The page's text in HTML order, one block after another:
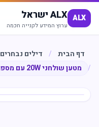
ALX ALX ישראל
ערוץ המידע לקנייה חכמה
דף הבית / דילים נבחרים
/
מטען שולחני 20W עם מספר יציאות USB לבית ולמשרד